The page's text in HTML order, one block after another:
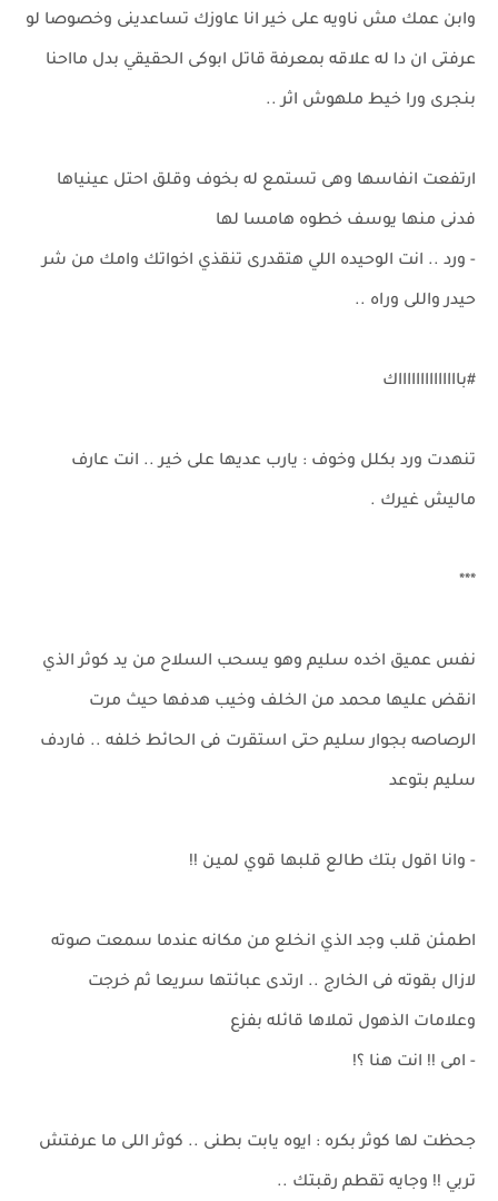
وابن عمك مش ناويه على خير انا عاوزك تساعدينى وخصوصا لو
عرفتى ان دا له علاقه بمعرفة قاتل ابوكى الحقيقي بدل مااحنا
بنجرى ورا خيط ملهوش اثر ..
ارتفعت انفاسها وهى تستمع له بخوف وقلق احتل عينياها
فدنى منها يوسف خطوه هامسا لها
- ورد .. انت الوحيده اللي هتقدرى تنقذي اخواتك وامك من شر
حيدر واللى وراه ..
#بااااااااااااااك
تنهدت ورد بكلل وخوف : يارب عديها على خير .. انت عارف
ماليش غيرك .
***
نفس عميق اخده سليم وهو يسحب السلاح من يد كوثر الذي
انقض عليها محمد من الخلف وخيب هدفها حيث مرت
الرصاصه بجوار سليم حتى استقرت فى الحائط خلفه .. فاردف
سليم بتوعد
- وانا اقول بتك طالع قلبها قوي لمين !!
اطمئن قلب وجد الذي انخلع من مكانه عندما سمعت صوته
لازال بقوته فى الخارج .. ارتدى عبائتها سريعا ثم خرجت
وعلامات الذهول تملاها قائله بفزع
- امى !! انت هنا ؟!
جحظت لها كوثر بكره : ايوه يابت بطنى .. كوثر اللى ما عرفتش
تربي !! وجايه تقطم رقبتك ..